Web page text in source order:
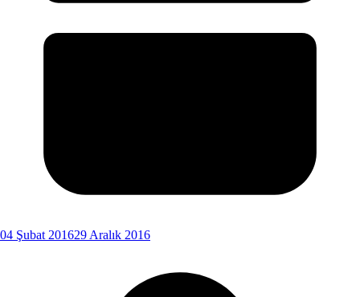
04 Şubat 201629 Aralık 2016